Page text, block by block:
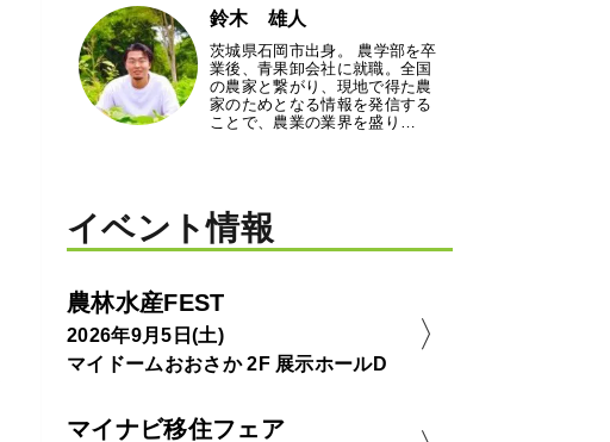
鈴木 雄人
茨城県石岡市出身。 農学部を卒
業後、青果卸会社に就職。全国
の農家と繋がり、現地で得た農
家のためとなる情報を発信する
ことで、農業の業界を盛り…
イベント情報
農林水産FEST
2026年9月5日(土)
マイドームおおさか 2F 展示ホールD
マイナビ移住フェア